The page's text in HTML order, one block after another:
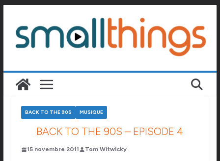
contenu
BACK TO THE 90S MUSIQUE
BACK TO THE 90S – EPISODE 4
15 novembre 2011 Tom Witwicky